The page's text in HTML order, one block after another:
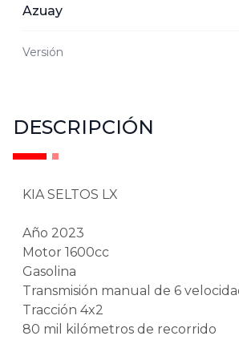
Azuay
Versión
DESCRIPCIÓN
KIA SELTOS LX
Año 2023
Motor 1600cc
Gasolina
Transmisión manual de 6
Tracción 4x2
80 mil kilómetros de recorrido